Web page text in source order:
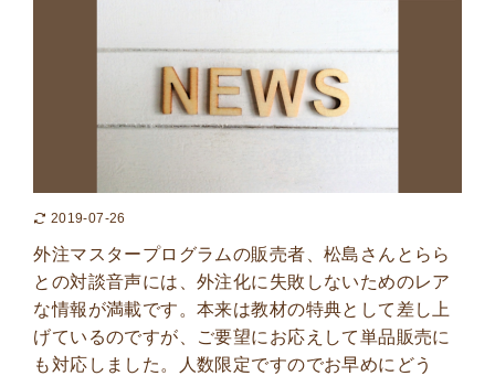
2019-07-26
外注マスタープログラムの販売者、松島さんとらら
との対談音声には、外注化に失敗しないためのレア
な情報が満載です。本来は教材の特典として差し上
げているのですが、ご要望にお応えして単品販売に
も対応しました。人数限定ですのでお早めにどう